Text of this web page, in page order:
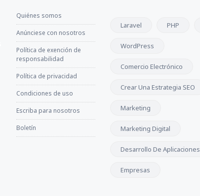
Quiénes somos
Anúnciese con nosotros
Política de exención de
responsabilidad
Política de privacidad
Condiciones de uso
Escriba para nosotros
Boletín
Laravel PHP
WordPress
Comercio Electrónico
Crear Una Estrategia SEO
Marketing
Marketing Digital
Desarrollo De Aplicaciones
Empresas